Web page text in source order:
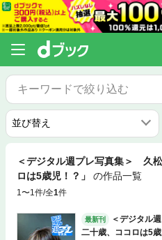
＜デジタル週プレ写真集＞ 久
ロは5歳児！？」
の作品一覧
1〜1件/全1件
最新刊
＜デジタル
二十歳、ココロは5歳